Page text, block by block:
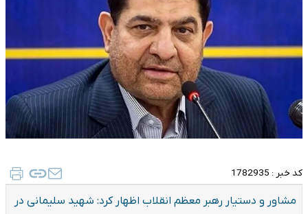
کد خبر : 1782935
مشاور و دستیار رهبر معظم انقلاب اظهار کرد: شهید سلیمانی در